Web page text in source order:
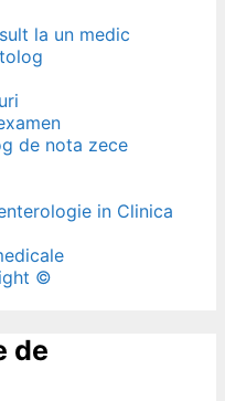
la un medic
de nota zece
in Clinica
©
de